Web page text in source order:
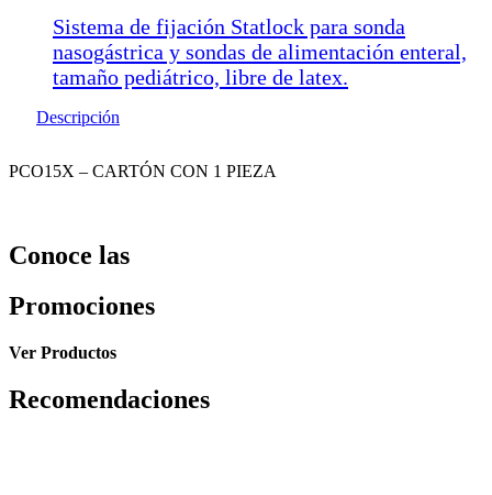
Sistema de fijación Statlock para sonda
nasogástrica y sondas de alimentación enteral,
tamaño pediátrico, libre de latex.
Descripción
PCO15X – CARTÓN CON 1 PIEZA
Conoce las
Promociones
Ver Productos
Recomendaciones